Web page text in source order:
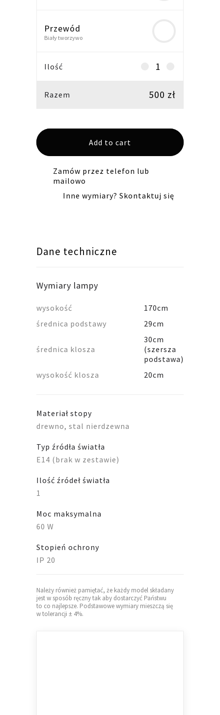
Przewód
Biały tworzywo
Ilość
Lampa
stojąca
-
podstawa
sosnowa
Razem 500 zł
Add to cart
Zamów przez telefon lub
mailowo
Inne wymiary? Skontaktuj się
Dane techniczne
Wymiary lampy
wysokość
170cm
średnica podstawy
29cm
średnica klosza
30cm
(szersza
podstawa)
wysokość klosza
20cm
Materiał stopy
drewno, stal nierdzewna
Typ źródła światła
E14 (brak w zestawie)
Ilość źródeł światła
1
Moc maksymalna
60 W
Stopień ochrony
IP 20
Należy również pamiętać, że każdy model składany
jest w sposób ręczny tak aby dostarczyć Państwu
to co najlepsze. Podstawowe wymiary mieszczą się
w tolerancji ± 4%.